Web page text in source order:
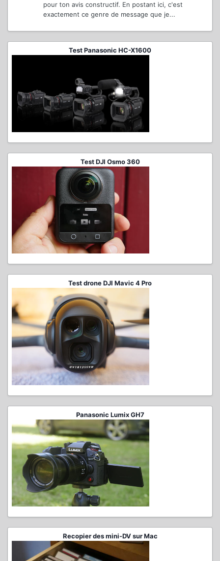
pour ton avis constructif. En postant ici, c'est
exactement ce genre de message que je...
Test Panasonic HC-X1600
Test DJI Osmo 360
Test drone DJI Mavic 4 Pro
Panasonic Lumix GH7
Recopier des mini-DV sur Mac